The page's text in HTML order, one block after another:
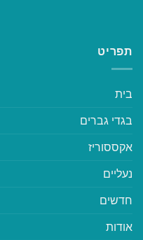
תפריט
בית
בגדי גברים
אקססוריז
נעליים
חדשים
אודות